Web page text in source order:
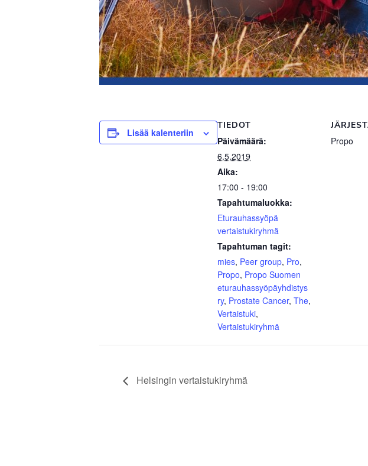
Lisää kalenteriin
TIEDOT
Päivämäärä:
6.5.2019
Aika:
17:00 - 19:00
Tapahtumaluokka:
Eturauhassyöpä
vertaistukiryhmä
Tapahtuman tagit:
mies, Peer group, Pro,
Propo, Propo Suomen
eturauhassyöpäyhdistys
ry, Prostate Cancer, The,
Vertaistuki,
Vertaistukiryhmä
Propo
Helsingin vertaistukiryhmä